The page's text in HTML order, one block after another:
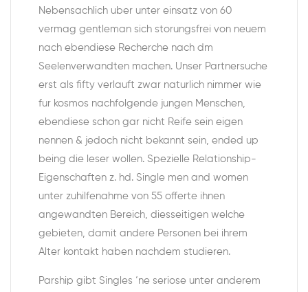
Nebensachlich uber unter einsatz von 60
vermag gentleman sich storungsfrei von neuem
nach ebendiese Recherche nach dm
Seelenverwandten machen. Unser Partnersuche
erst als fifty verlauft zwar naturlich nimmer wie
fur kosmos nachfolgende jungen Menschen,
ebendiese schon gar nicht Reife sein eigen
nennen & jedoch nicht bekannt sein, ended up
being die leser wollen. Spezielle Relationship-
Eigenschaften z. hd. Single men and women
unter zuhilfenahme von 55 offerte ihnen
angewandten Bereich, diesseitigen welche
gebieten, damit andere Personen bei ihrem
Alter kontakt haben nachdem studieren.
Parship gibt Singles ‘ne seriose unter anderem